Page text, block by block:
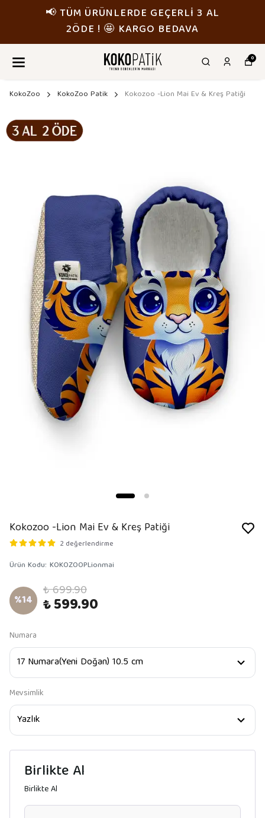
📢 TÜM ÜRÜNLERDE GEÇERLİ 3 AL
2ÖDE ! 🤩 KARGO BEDAVA
0
KokoZoo KokoZoo Patik Kokozoo -Lion Mai Ev & Kreş Patiği
Kokozoo -Lion Mai Ev & Kreş Patiği
2 değerlendirme
Ürün Kodu: KOKOZOOPLionmai
%14 ₺ 699.90
₺ 599.90
Numara
Mevsimlik
Birlikte Al
Birlikte Al